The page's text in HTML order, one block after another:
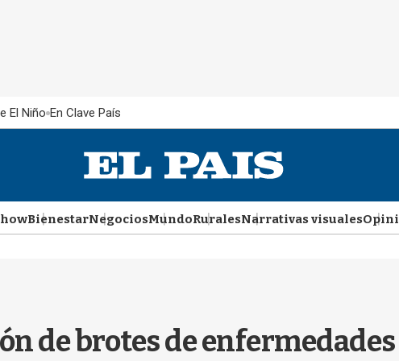
El Niño En Clave País
BienestarNegociosMundoRuralesNarrativas visuales
de brotes de